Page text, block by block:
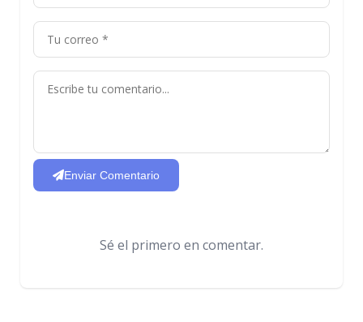
Enviar Comentario
Sé el primero en comentar.